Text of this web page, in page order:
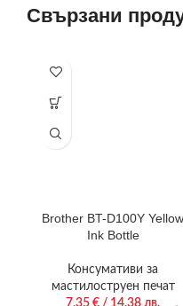
Свързани
Brother BT-D100Y Yellow
Ink Bottle
Консумативи за
мастилоструен печат
7,35 € / 14,38 лв.